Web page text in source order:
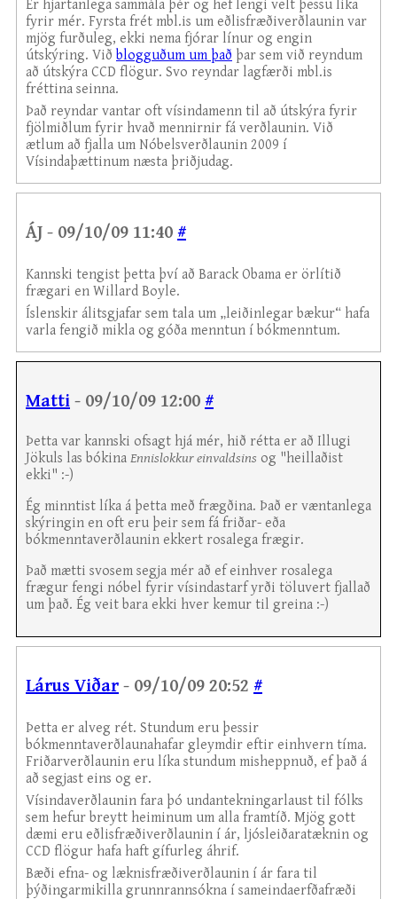
Er hjartanlega sammála þér og hef lengi velt þessu líka
fyrir mér. Fyrsta frét mbl.is um eðlisfræðiverðlaunin var
mjög furðuleg, ekki nema fjórar línur og engin
útskýring. Við blogguðum um það þar sem við reyndum
að útskýra CCD flögur. Svo reyndar lagfærði mbl.is
fréttina seinna.
Það reyndar vantar oft vísindamenn til að útskýra fyrir
fjölmiðlum fyrir hvað mennirnir fá verðlaunin. Við
ætlum að fjalla um Nóbelsverðlaunin 2009 í
Vísindaþættinum næsta þriðjudag.
ÁJ - 09/10/09 11:40 #
Kannski tengist þetta því að Barack Obama er örlítið
frægari en Willard Boyle.
Íslenskir álitsgjafar sem tala um „leiðinlegar bækur“ hafa
varla fengið mikla og góða menntun í bókmenntum.
Matti - 09/10/09 12:00 #
Þetta var kannski ofsagt hjá mér, hið rétta er að Illugi
Jökuls las bókina Ennislokkur einvaldsins og "heillaðist
ekki" :-)
Ég minntist líka á þetta með frægðina. Það er væntanlega
skýringin en oft eru þeir sem fá friðar- eða
bókmenntaverðlaunin ekkert rosalega frægir.
Það mætti svosem segja mér að ef einhver rosalega
frægur fengi nóbel fyrir vísindastarf yrði töluvert fjallað
um það. Ég veit bara ekki hver kemur til greina :-)
Lárus Viðar - 09/10/09 20:52 #
Þetta er alveg rét. Stundum eru þessir
bókmenntaverðlaunahafar gleymdir eftir einhvern tíma.
Friðarverðlaunin eru líka stundum misheppnuð, ef það á
að segjast eins og er.
Vísindaverðlaunin fara þó undantekningarlaust til fólks
sem hefur breytt heiminum um alla framtíð. Mjög gott
dæmi eru eðlisfræðiverðlaunin í ár, ljósleiðaratæknin og
CCD flögur hafa haft gífurleg áhrif.
Bæði efna- og læknisfræðiverðlaunin í ár fara til
þýðingarmikilla grunnrannsókna í sameindaerfðafræði